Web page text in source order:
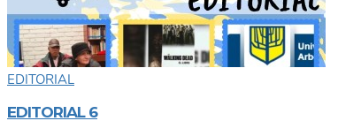
EDITORIAL
EDITORIAL 6